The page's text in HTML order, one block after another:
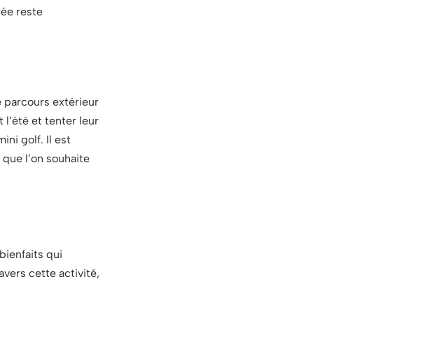
reste
parcours extérieur
l’été et tenter leur
golf. Il est
l’on souhaite
qui
cette activité,